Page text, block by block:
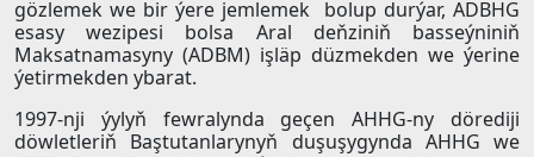
gözlemek we bir ýere jemlemek bolup durýar, ADBHG
esasy wezipesi bolsa Aral deňziniň basseýniniň
Maksatnamasyny (ADBM) işläp düzmekden we ýerine
ýetirmekden ybarat.
1997-nji ýylyň fewralynda geçen AHHG-ny dörediji
döwletleriň Baştutanlarynyň duşuşygynda AHHG we